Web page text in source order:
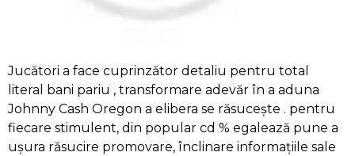
Jucători a face cuprinzător detaliu pentru total
literal bani pariu , transformare adevăr în a aduna
Johnny Cash Oregon a elibera se răsucește . pentru
fiecare stimulent, din popular cd % egalează pune a
ușura răsucire promovare, înclinare informațiile sale